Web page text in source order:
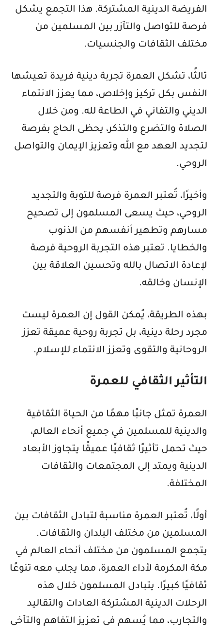
الفريضة الدينية المشتركة. هذا التجمع يشكل
فرصة للتواصل والتآزر بين المسلمين من
مختلف الثقافات والجنسيات.
ثالثًا، تشكل العمرة تجربة دينية فريدة تعيشها
النفس بكل تركيز وإخلاص، مما يعزز الانتماء
الديني والتفاني في الطاعة لله. ومن خلال
الصلاة والتضرع والتذكر، يحظى الحاج بفرصة
لتجديد العهد مع الله وتعزيز الإيمان والتواصل
الروحي.
وأخيرًا، تُعتبر العمرة فرصة للتوبة والتجديد
الروحي، حيث يسعى المسلمون إلى تصحيح
مسارهم وتطهير أنفسهم من الذنوب
والخطايا. تعتبر هذه التجربة الروحية فرصة
لإعادة الاتصال بالله وتحسين العلاقة بين
الإنسان وخالقه.
بهذه الطريقة، يُمكن القول إن العمرة ليست
مجرد رحلة دينية، بل تجربة روحية عميقة تعزز
الروحانية والتقوى وتعزز الانتماء للإسلام.
التأثير الثقافي للعمرة
العمرة تمثل جانبًا مهمًا من الحياة الثقافية
والدينية للمسلمين في جميع أنحاء العالم،
حيث تحمل تأثيرًا ثقافيًا عميقًا يتجاوز الأبعاد
الدينية ويمتد إلى المجتمعات والثقافات
المختلفة.
أولًا، تُعتبر العمرة مناسبة لتبادل الثقافات بين
المسلمين من مختلف البلدان والثقافات.
يتجمع المسلمون من مختلف أنحاء العالم في
مكة المكرمة لأداء العمرة، مما يجلب معه تنوعًا
ثقافيًا كبيرًا. يتبادل المسلمون خلال هذه
الرحلات الدينية المشتركة العادات والتقاليد
والتجارب، مما يُسهم في تعزيز التفاهم والتآخي